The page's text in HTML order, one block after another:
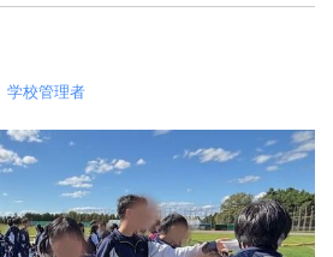
学校管理者